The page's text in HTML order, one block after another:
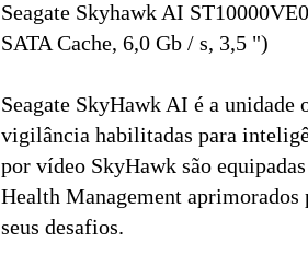
Seagate Skyhawk AI
SATA Cache, 6,0 Gb / s, 3,5 ")
Seagate SkyHawk AI é a unidade
vigilância habilitadas para
por vídeo SkyHawk são
Health Management
seus desafios.